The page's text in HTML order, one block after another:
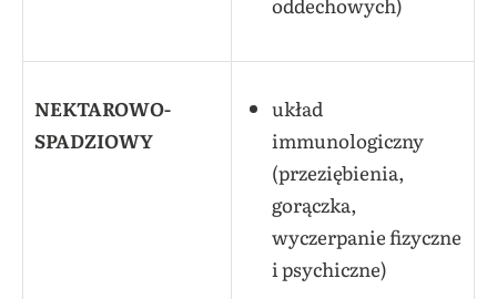
NEKTAROWO-
SPADZIOWY
układ
immunologiczny
(przeziębienia,
gorączka,
wyczerpanie fizyczne
i psychiczne)